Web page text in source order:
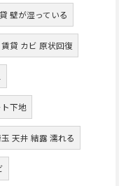
壁が湿っている
賃貸 カビ 原状回復
下地
天井 結露 濡れる